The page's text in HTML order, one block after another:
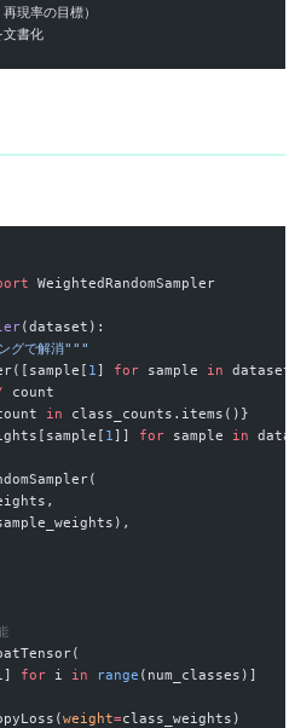
現率の目標）
書化
WeightedRandomSampler
(dataset):
グで解消"""
1 for sample in
count
in class_counts.items()}
1 for sample in
for i in range (num_classes)]
weight=class_weights)